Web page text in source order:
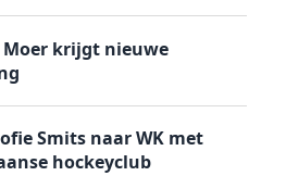
Moer krijgt nieuwe
Smits naar WK met
hockeyclub